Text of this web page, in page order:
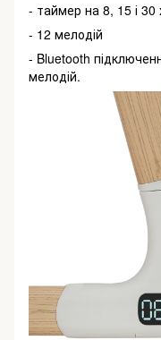
- таймер на 8, 15 і 30
- 12 мелодій
- Bluetooth
мелодій.